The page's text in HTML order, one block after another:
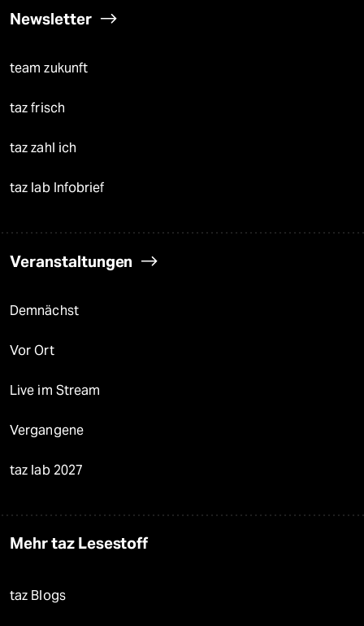
Newsletter
team zukunft
taz frisch
taz zahl ich
taz lab Infobrief
Veranstaltungen
Demnächst
Vor Ort
Live im Stream
Vergangene
taz lab 2027
Mehr taz Lesestoff
taz Blogs